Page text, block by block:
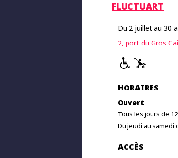
FLUCTUART
Du 2 juillet au 30
2, port du Gros
HORAIRES
Ouvert
Tous les jours de
Du jeudi au samedi
ACCÈS